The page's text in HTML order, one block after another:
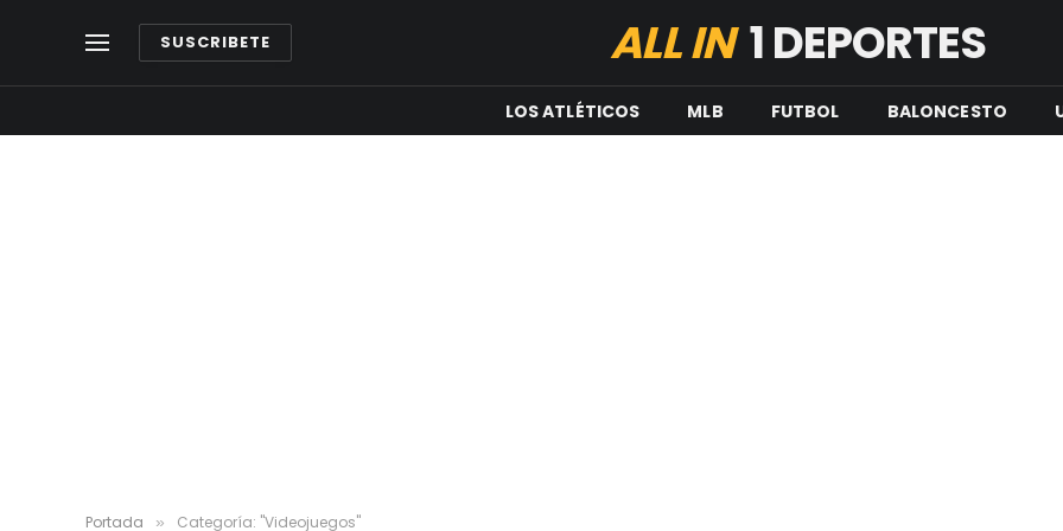
SUSCRIBETE ALL IN1 DEPORTES
LOS ATLÉTICOS MLB FUTBOL BALONCESTO
Portada » Categoría: "Videojuegos"